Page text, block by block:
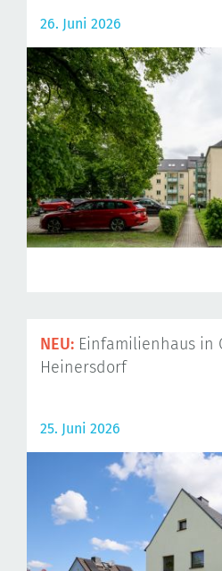
26. Juni 2026
NEU: Einfamilienhaus in
Heinersdorf
25. Juni 2026